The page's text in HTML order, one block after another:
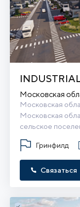
Московская
Московская
Московская
сельское
Гринфилд
Связаться